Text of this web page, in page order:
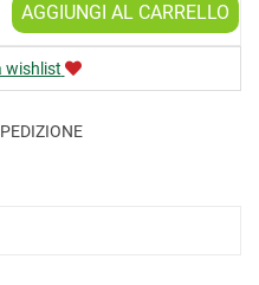
AGGIUNGI AL CARRELLO
wishlist